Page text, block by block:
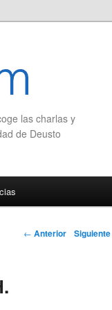
las charlas y
de Deusto
Navegación
← Anterior Siguiente